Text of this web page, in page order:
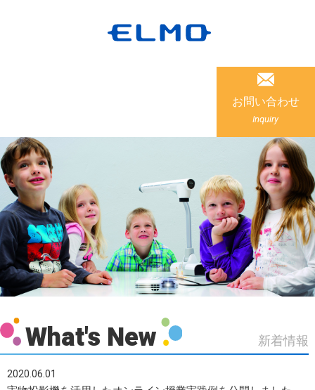
お問い合わせ
Inquiry
What's New 新着情報
2020.06.01